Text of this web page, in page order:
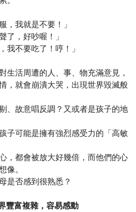
我就是不要！」
，好吵喔！」
不要吃了！哼！」
活周遭的人、事、物充滿意見，
就會崩潰大哭，出現世界毀滅般
故意唱反調？又或者是孩子的地
可能是擁有強烈感受力的「高敏
都會被放大好幾倍，而他們的心
像。
否感到很熟悉？
富複雜，容易感動